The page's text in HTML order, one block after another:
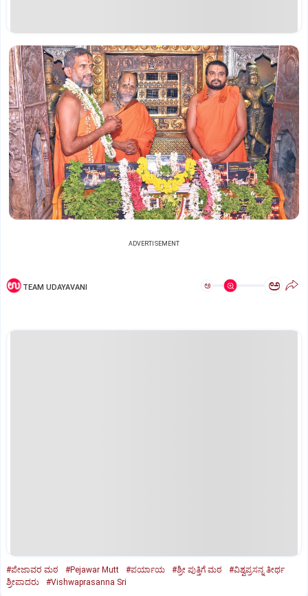
ADVERTISEMENT
TEAM UDAYAVANI ಅ ಅ
#ಪೇಜಾವರ ಮಠ #Pejawar Mutt #ಪರ್ಯಾಯ #ಶ್ರೀ ಪುತ್ತಿಗೆ ಮಠ
#ವಿಶ್ವಪ್ರಸನ್ನ ತೀರ್ಥ
ಶ್ರೀಪಾದರು
#Vishwaprasanna Sri